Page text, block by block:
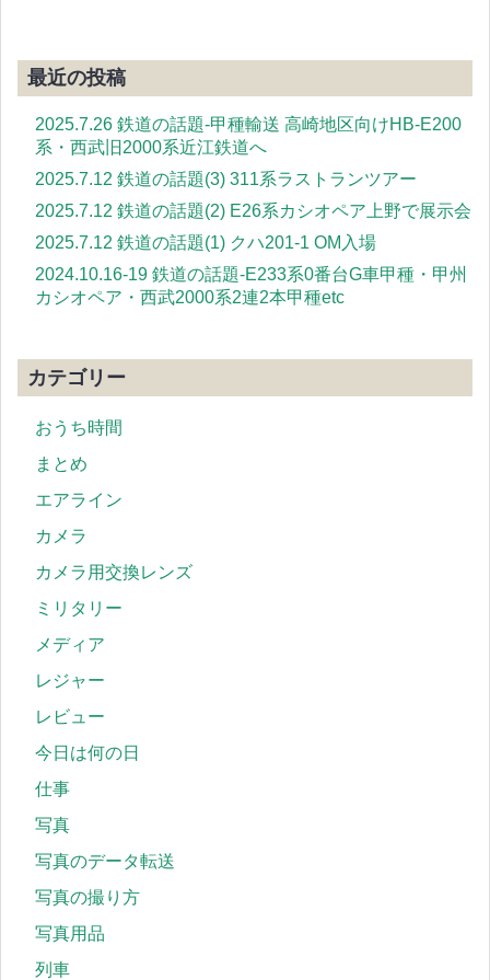
最近の投稿
2025.7.26 鉄道の話題-甲種輸送 高崎地区向けHB-E200
系・西武旧2000系近江鉄道へ
2025.7.12 鉄道の話題(3) 311系ラストランツアー
2025.7.12 鉄道の話題(2) E26系カシオペア上野で展示会
2025.7.12 鉄道の話題(1) クハ201-1 OM入場
2024.10.16-19 鉄道の話題-E233系0番台G車甲種・甲州
カシオペア・西武2000系2連2本甲種etc
カテゴリー
おうち時間
まとめ
エアライン
カメラ
カメラ用交換レンズ
ミリタリー
メディア
レジャー
レビュー
今日は何の日
仕事
写真
写真のデータ転送
写真の撮り方
写真用品
列車